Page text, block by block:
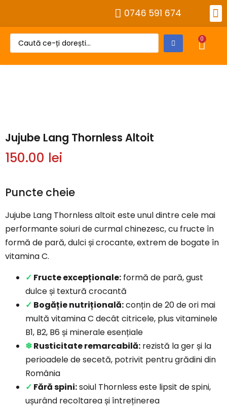
0746 591 674
0
Jujube Lang Thornless Altoit
150.00 lei
Puncte cheie
Jujube Lang Thornless altoit este unul dintre cele mai
performante soiuri de curmal chinezesc, cu fructe în
formă de pară, dulci și crocante, extrem de bogate în
vitamina C.
✓ Fructe excepționale: formă de pară, gust
dulce și textură crocantă
✓ Bogăție nutrițională:conțin de 20 de ori mai
multă vitamina C decât citricele, plus vitaminele
B1, B2, B6 și minerale esențiale
❄Rusticitate remarcabilă: rezistă la ger și la
perioadele de secetă, potrivit pentru grădini din
România
✓ Fără spini:soiul Thornless este lipsit de spini,
ușurând recoltarea și întreținerea